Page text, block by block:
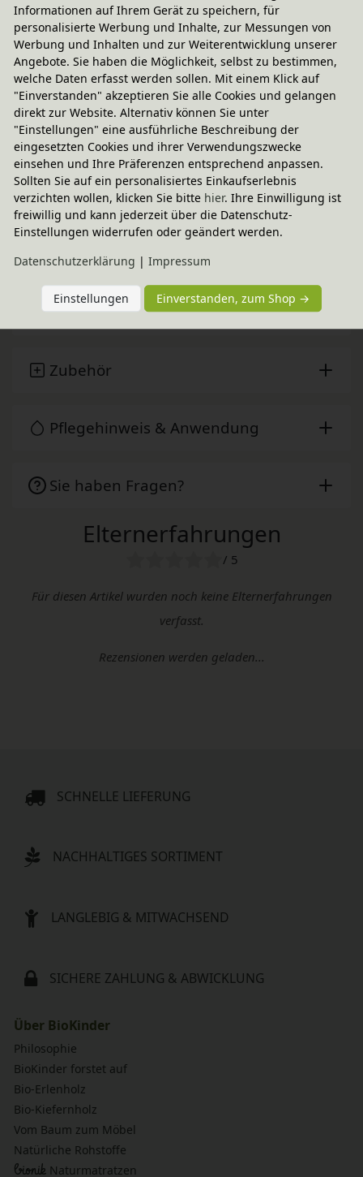
Fairer Paketversand
5,95 € innerhalb ...
Sofort lieferbar
- Versand am Montag!
CO2 -neutraler Paketversand
weitere Informationen
Technische Daten
BioKinder - Das gesunde Kinderzimmer
Zubehör
Pflegehinweis & Anwendung
Sie haben Fragen?
Elternerfahrungen
/ 5
Für diesen Artikel wurden noch keine Elternerfahrungen
verfasst.
Rezensionen werden geladen...
SCHNELLE LIEFERUNG
NACHHALTIGES SORTIMENT
LANGLEBIG & MITWACHSEND
SICHERE ZAHLUNG & ABWICKLUNG
Über BioKinder
Philosophie
BioKinder forstet auf
Bio-Erlenholz
Bio-Kiefernholz
Vom Baum zum Möbel
Natürliche Rohstoffe
bionik Naturmatratzen
Informationen auf Ihrem Gerät zu speichern, für
personalisierte Werbung und Inhalte, zur Messungen von
Werbung und Inhalten und zur Weiterentwicklung unserer
Angebote. Sie haben die Möglichkeit, selbst zu bestimmen,
welche Daten erfasst werden sollen. Mit einem Klick auf
"Einverstanden" akzeptieren Sie alle Cookies und gelangen
direkt zur Website. Alternativ können Sie unter
"Einstellungen" eine ausführliche Beschreibung der
eingesetzten Cookies und ihrer Verwendungszwecke
einsehen und Ihre Präferenzen entsprechend anpassen.
Sollten Sie auf ein personalisiertes Einkaufserlebnis
verzichten wollen, klicken Sie bitte hier. Ihre Einwilligung ist
freiwillig und kann jederzeit über die Datenschutz-
Einstellungen widerrufen oder geändert werden.
Daten­schutz­erklärung | Impressum
Einstellungen Einverstanden, zum Shop →